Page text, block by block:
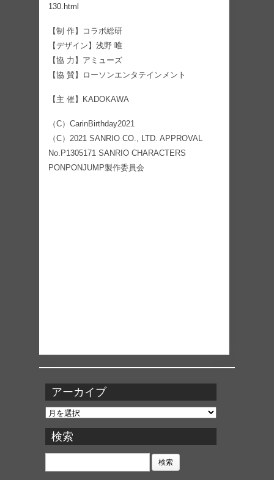
130.html
【制 作】コラボ総研
【デザイン】浅野 唯
【協 力】アミューズ
【協 賛】ローソンエンタテインメント
【主 催】KADOKAWA
（C）CarinBirthday2021
（C）2021 SANRIO CO., LTD. APPROVAL
No.P1305171 SANRIO CHARACTERS
PONPONJUMP製作委員会
アーカイブ
ア
カ
イ
ブ
検索
検